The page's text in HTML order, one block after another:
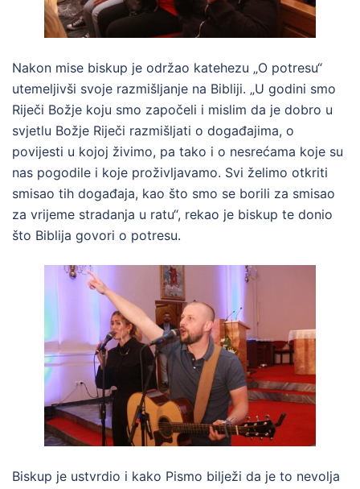
Nakon mise biskup je održao katehezu „O potresu“
utemeljivši svoje razmišljanje na Bibliji. „U godini smo
Riječi Božje koju smo započeli i mislim da je dobro u
svjetlu Božje Riječi razmišljati o događajima, o
povijesti u kojoj živimo, pa tako i o nesrećama koje su
nas pogodile i koje proživljavamo. Svi želimo otkriti
smisao tih događaja, kao što smo se borili za smisao
za vrijeme stradanja u ratu“, rekao je biskup te donio
što Biblija govori o potresu.
Biskup je ustvrdio i kako Pismo bilježi da je to nevolja